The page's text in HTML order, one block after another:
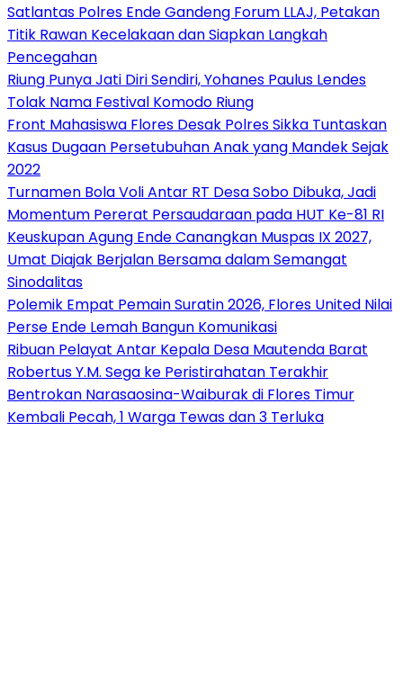
Satlantas Polres Ende Gandeng Forum LLAJ, Petakan
Titik Rawan Kecelakaan dan Siapkan Langkah
Pencegahan
Riung Punya Jati Diri Sendiri, Yohanes Paulus Lendes
Tolak Nama Festival Komodo Riung
Front Mahasiswa Flores Desak Polres Sikka Tuntaskan
Kasus Dugaan Persetubuhan Anak yang Mandek Sejak
2022
Turnamen Bola Voli Antar RT Desa Sobo Dibuka, Jadi
Momentum Pererat Persaudaraan pada HUT Ke-81 RI
Keuskupan Agung Ende Canangkan Muspas IX 2027,
Umat Diajak Berjalan Bersama dalam Semangat
Sinodalitas
Polemik Empat Pemain Suratin 2026, Flores United Nilai
Perse Ende Lemah Bangun Komunikasi
Ribuan Pelayat Antar Kepala Desa Mautenda Barat
Robertus Y.M. Sega ke Peristirahatan Terakhir
Bentrokan Narasaosina-Waiburak di Flores Timur
Kembali Pecah, 1 Warga Tewas dan 3 Terluka